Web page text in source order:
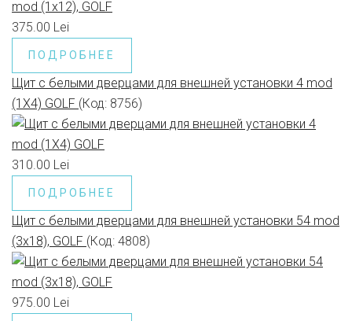
375.00 Lei
ПОДРОБНЕЕ
Щит с белыми дверцами для внешней установки 4 mod
(1X4) GOLF (Код: 8756)
310.00 Lei
ПОДРОБНЕЕ
Щит с белыми дверцами для внешней установки 54 mod
(3x18), GOLF (Код: 4808)
975.00 Lei